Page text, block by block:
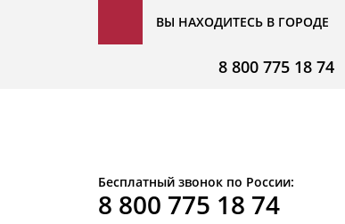
ВЫ НАХОДИТЕСЬ В ГОРОДЕ
8 800 775 18 74
Бесплатный звонок по России:
8 800 775 18 74